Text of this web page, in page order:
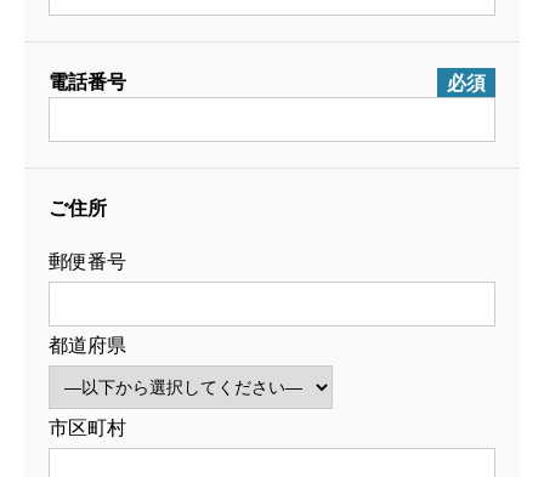
電話番号 必須
ご住所
郵便番号
都道府県
市区町村